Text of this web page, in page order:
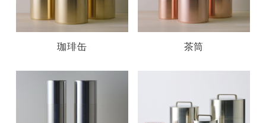
珈琲缶 茶筒